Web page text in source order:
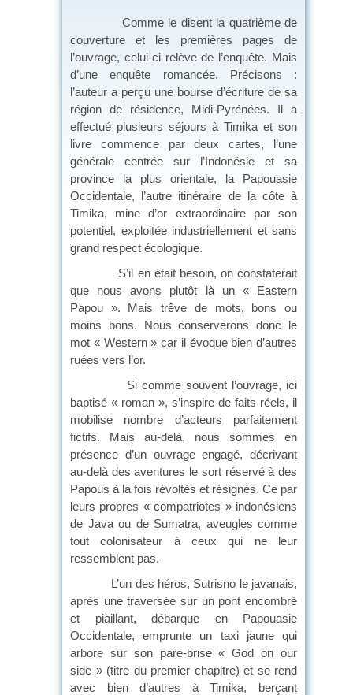
Comme le disent la quatrième de
couverture et les premières pages de
l’ouvrage, celui-ci relève de l’enquête. Mais
d’une enquête romancée. Précisons :
l’auteur a perçu une bourse d’écriture de sa
région de résidence, Midi-Pyrénées. Il a
effectué plusieurs séjours à Timika et son
livre commence par deux cartes, l’une
générale centrée sur l’Indonésie et sa
province la plus orientale, la Papouasie
Occidentale, l’autre itinéraire de la côte à
Timika, mine d’or extraordinaire par son
potentiel, exploitée industriellement et sans
grand respect écologique.
S’il en était besoin, on constaterait
que nous avons plutôt là un « Eastern
Papou ». Mais trêve de mots, bons ou
moins bons. Nous conserverons donc le
mot « Western » car il évoque bien d’autres
ruées vers l’or.
Si comme souvent l’ouvrage, ici
baptisé « roman », s’inspire de faits réels, il
mobilise nombre d’acteurs parfaitement
fictifs. Mais au-delà, nous sommes en
présence d’un ouvrage engagé, décrivant
au-delà des aventures le sort réservé à des
Papous à la fois révoltés et résignés. Ce par
leurs propres « compatriotes » indonésiens
de Java ou de Sumatra, aveugles comme
tout colonisateur à ceux qui ne leur
ressemblent pas.
L’un des héros, Sutrisno le javanais,
après une traversée sur un pont encombré
et piaillant, débarque en Papouasie
Occidentale, emprunte un taxi jaune qui
arbore sur son pare-brise « God on our
side » (titre du premier chapitre) et se rend
avec bien d’autres à Timika, berçant